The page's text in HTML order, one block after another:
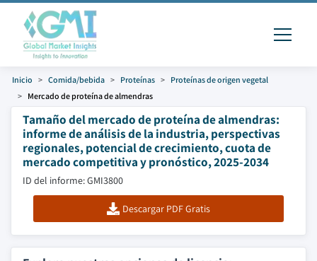
Inicio Comida/bebida Proteínas
Proteínas de origen vegetal
Mercado de proteína de almendras
Tamaño del mercado de proteína de almendras:
informe de análisis de la industria, perspectivas
regionales, potencial de crecimiento, cuota de
mercado competitiva y pronóstico, 2025-2034
ID del informe: GMI3800
Descargar PDF Gratis